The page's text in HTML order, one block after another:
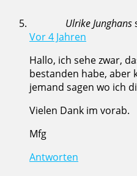
Ulrike Junghans
Vor 4 Jahren
Hallo, ich sehe zwar,
bestanden habe, aber
jemand sagen wo ich
Vielen Dank im vorab.
Mfg
Antworten